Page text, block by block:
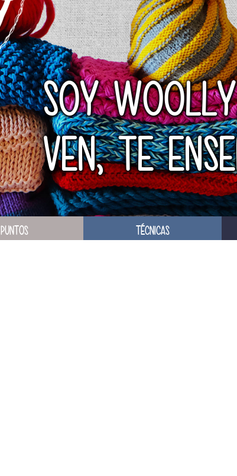
SOY
VEN, TE
PUNTOS TÉCNICAS